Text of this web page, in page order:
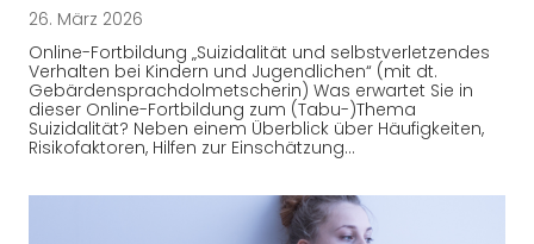
26. März 2026
Online-Fortbildung „Suizidalität und selbstverletzendes
Verhalten bei Kindern und Jugendlichen“ (mit dt.
Gebärdensprachdolmetscherin) Was erwartet Sie in
dieser Online-Fortbildung zum (Tabu-)Thema
Suizidalität? Neben einem Überblick über Häufigkeiten,
Risikofaktoren, Hilfen zur Einschätzung…